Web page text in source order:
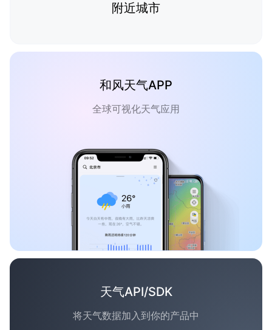
附近城市
和风天气APP
全球可视化天气应用
天气API/SDK
将天气数据加入到你的产品中